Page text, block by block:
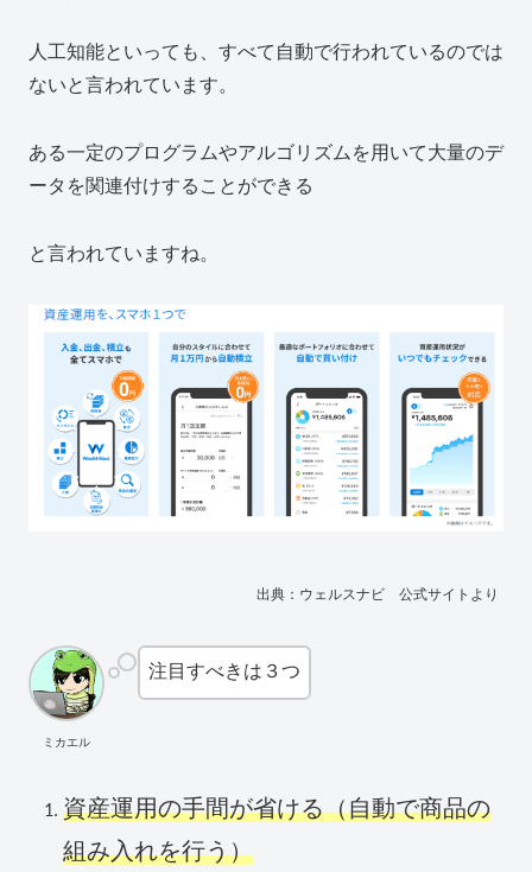
人工知能といっても、すべて自動で行われているのでは
ないと言われています。
ある一定のプログラムやアルゴリズムを用いて大量のデ
ータを関連付けすることができる
と言われていますね。
出典：ウェルスナビ 公式サイトより
ミカエル
注目すべきは３つ
資産運用の手間が省ける（自動で商品の
組み入れを行う）